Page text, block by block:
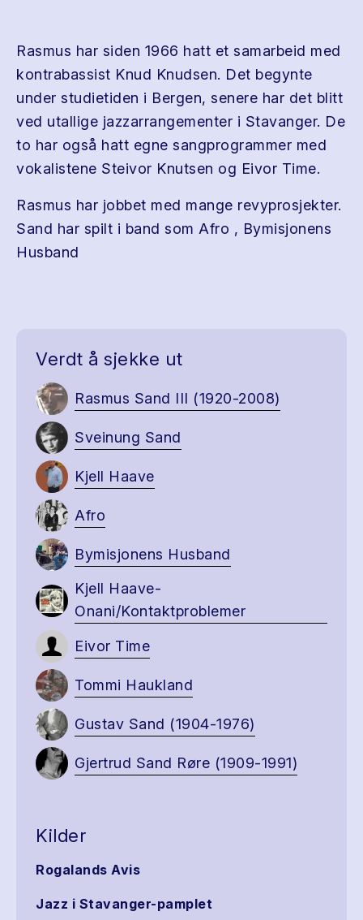
Rasmus har siden 1966 hatt et samarbeid med
kontrabassist Knud Knudsen. Det begynte
under studietiden i Bergen, senere har det blitt
ved utallige jazzarrangementer i Stavanger. De
to har også hatt egne sangprogrammer med
vokalistene Steivor Knutsen og Eivor Time.
Rasmus har jobbet med mange revyprosjekter.
Sand har spilt i band som Afro , Bymisjonens
Husband
Verdt å sjekke ut
Rasmus Sand III (1920-2008)
Sveinung Sand
Kjell Haave
Afro
Bymisjonens Husband
Kjell Haave-
Onani/Kontaktproblemer
Eivor Time
Tommi Haukland
Gustav Sand (1904-1976)
Gjertrud Sand Røre (1909-1991)
Kilder
Rogalands Avis
Jazz i Stavanger-pamplet